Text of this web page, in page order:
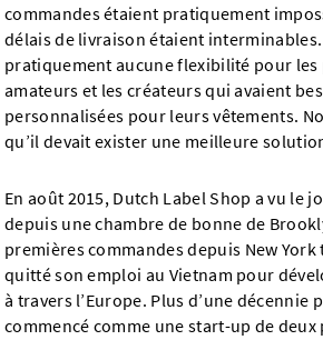
commandes étaient pratiquement
délais de livraison étaient interminables.
pratiquement aucune flexibilité pour les
amateurs et les créateurs qui avaient
personnalisées pour leurs vêtements.
qu’il devait exister une meilleure
En août 2015, Dutch Label Shop a vu le
depuis une chambre de bonne de
premières commandes depuis New York
quitté son emploi au Vietnam pour
à travers l’Europe. Plus d’une décennie
commencé comme une start-up de deux